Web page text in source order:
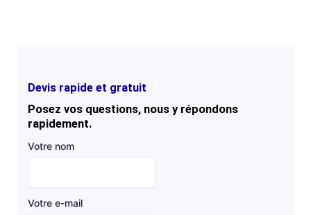
Devis rapide et gratuit
Posez vos questions, nous y répondons
rapidement.
Votre nom
Votre e-mail